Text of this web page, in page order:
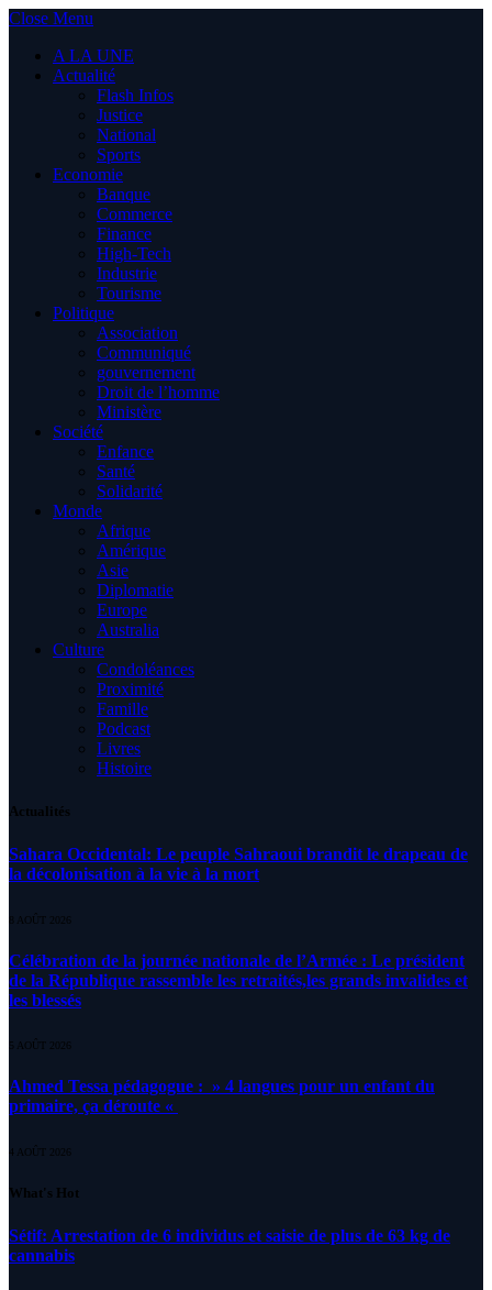
Close Menu
A LA UNE
Actualité
Flash Infos
Justice
National
Sports
Economie
Banque
Commerce
Finance
High-Tech
Industrie
Tourisme
Politique
Association
Communiqué
gouvernement
Droit de l’homme
Ministère
Société
Enfance
Santé
Solidarité
Monde
Afrique
Amérique
Asie
Diplomatie
Europe
Australia
Culture
Condoléances
Proximité
Famille
Podcast
Livres
Histoire
Actualités
Sahara Occidental: Le peuple Sahraoui brandit le drapeau de
la décolonisation à la vie à la mort
8 AOÛT 2026
Célébration de la journée nationale de l’Armée : Le président
de la République rassemble les retraités,les grands invalides et
les blessés
5 AOÛT 2026
Ahmed Tessa pédagogue : » 4 langues pour un enfant du
primaire, ça déroute «
4 AOÛT 2026
What's Hot
Sétif: Arrestation de 6 individus et saisie de plus de 63 kg de
cannabis